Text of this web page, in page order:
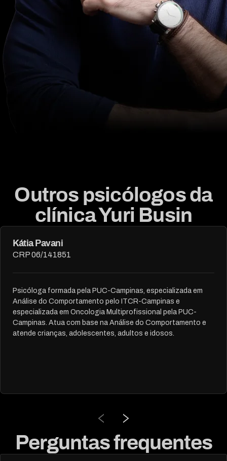
Outros psicólogos da
clínica Yuri Busin
Kátia Pavani
CRP 06/141851
Psicóloga formada pela PUC-Campinas, especializada em
Análise do Comportamento pelo ITCR-Campinas e
especializada em Oncologia Multiprofissional pela PUC-
Campinas. Atua com base na Análise do Comportamento e
atende crianças, adolescentes, adultos e idosos.
Perguntas frequentes